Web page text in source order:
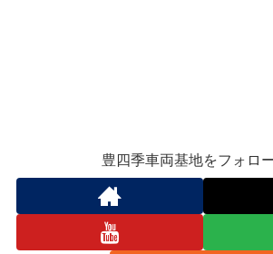
豊四季車両基地をフォロ